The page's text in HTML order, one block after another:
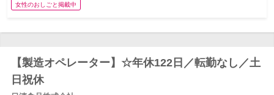
女性のおしごと掲載中
【製造オペレーター】☆年休122日／転勤なし／土
日祝休